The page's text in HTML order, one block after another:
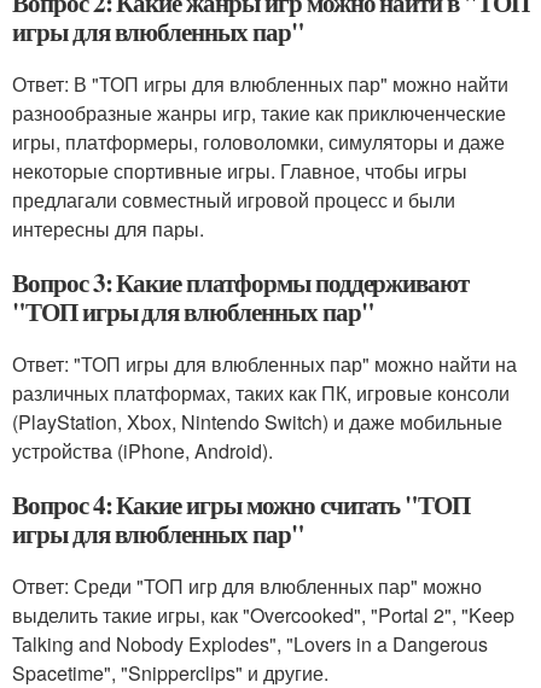
игры для влюбленных пар"
Ответ: В "ТОП игры для влюбленных пар" можно найти
разнообразные жанры игр, такие как приключенческие
игры, платформеры, головоломки, симуляторы и даже
некоторые спортивные игры. Главное, чтобы игры
предлагали совместный игровой процесс и были
интересны для пары.
Вопрос 3: Какие платформы поддерживают
"ТОП игры для влюбленных пар"
Ответ: "ТОП игры для влюбленных пар" можно найти на
различных платформах, таких как ПК, игровые консоли
(PlayStation, Xbox, Nintendo Switch) и даже мобильные
устройства (iPhone, Android).
Вопрос 4: Какие игры можно считать "ТОП
игры для влюбленных пар"
Ответ: Среди "ТОП игр для влюбленных пар" можно
выделить такие игры, как "Overcooked", "Portal 2", "Keep
Talking and Nobody Explodes", "Lovers in a Dangerous
Spacetime", "Snipperclips" и другие.